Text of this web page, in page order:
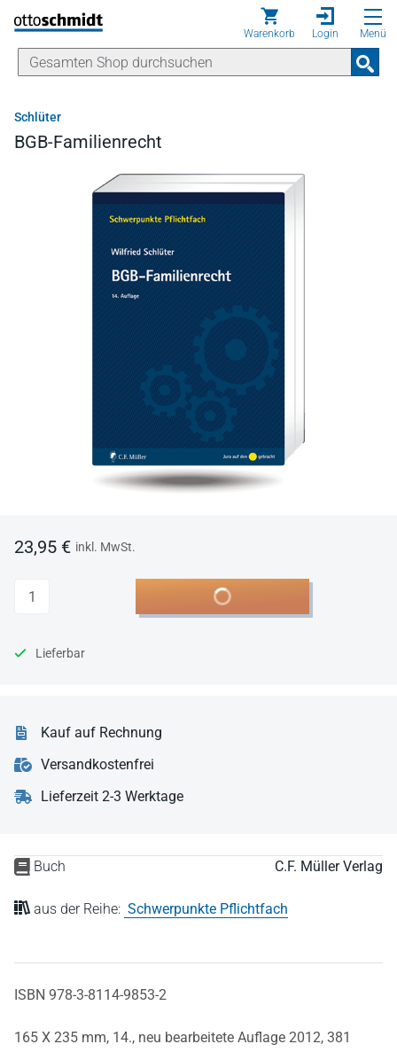
Direkt zum Inhalt
Warenkorb Login Menü
Schlüter
BGB-Familienrecht
Buch C.F. Müller Verlag
aus der Reihe: Schwerpunkte Pflichtfach
ISBN 978-3-8114-9853-2
165 X 235 mm, 14., neu bearbeitete Auflage 2012, 381
23,95 € inkl. MwSt.
Anzahl In den Warenkorb
Lieferbar
Kauf auf Rechnung
Versandkostenfrei
Lieferzeit 2-3 Werktage